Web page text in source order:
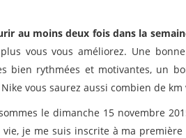
au moins deux fois dans la
vous vous améliorez. Une
bien rythmées et motivantes, un
vous saurez aussi combien de km
le dimanche 15 novembre
je me suis inscrite à ma première